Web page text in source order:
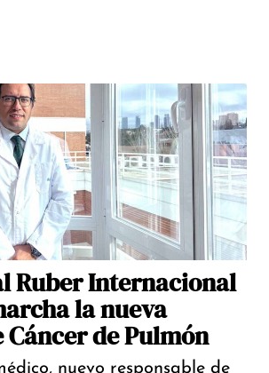
Ruber Internacional
la nueva
Cáncer de Pulmón
nuevo responsable de